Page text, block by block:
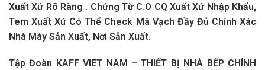
Xuất Xứ Rõ Ràng . Chứng Từ C.O CQ Xuất Xứ Nhập Khẩu,
Tem Xuất Xứ Có Thể Check Mã Vạch Đầy Đủ Chính Xác
Nhà Máy Sản Xuất, Nơi Sản Xuất.
Tập Đoàn KAFF VIET NAM – THIẾT BỊ NHÀ BẾP CHÍNH